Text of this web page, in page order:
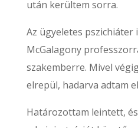
után kerültem sorra.
Az ügyeletes
McGalagony
szakemberre. Mivel
elrepül, hadarva adtam
Határozottam leintett,